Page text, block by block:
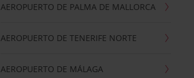
AEROPUERTO DE PALMA DE MALLORCA
AEROPUERTO DE TENERIFE NORTE
AEROPUERTO DE MÁLAGA